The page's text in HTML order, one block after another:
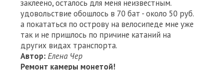
заклеено, осталось для меня неизвестным.
удовольствие обошлось в 70 бат - около 50 руб.
а покататься по острову на велосипеде мне уже
так и не пришлось по причине катаний на
других видах транспорта.
Автор:Елена Чер
Ремонт камеры монетой!